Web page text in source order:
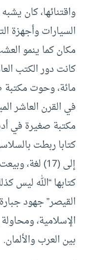
واقتنائها، كان
السيارات وأجهزة
كانت دور الكتب
مائة، وحوت مكتبة
في القرن العاشر
مكتبة صغيرة في
كتابا ربطت
إلى (17)
كتابها “الله ليس
القيصر” جهود
الإسلامية،
بين العرب والألمان.